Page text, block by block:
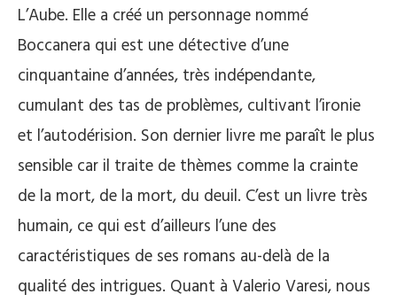
L’Aube. Elle a créé un personnage nommé
Boccanera qui est une détective d’une
cinquantaine d’années, très indépendante,
cumulant des tas de problèmes, cultivant l’ironie
et l’autodérision. Son dernier livre me paraît le plus
sensible car il traite de thèmes comme la crainte
de la mort, de la mort, du deuil. C’est un livre très
humain, ce qui est d’ailleurs l’une des
caractéristiques de ses romans au-delà de la
qualité des intrigues. Quant à Valerio Varesi, nous